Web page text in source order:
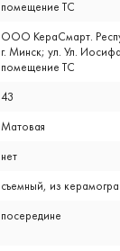
помещение ТС
ООО КераСмарт.
г. Минск; ул. Ул.
помещение ТС
43
Матовая
нет
съемный, из
посередине